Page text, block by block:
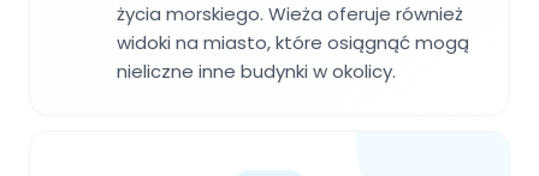
życia morskiego. Wieża oferuje również
widoki na miasto, które osiągnąć mogą
nieliczne inne budynki w okolicy.